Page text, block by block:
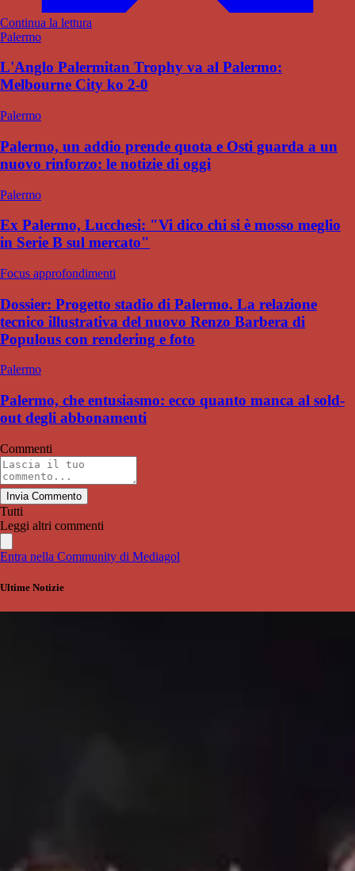
Continua la lettura
Palermo
L'Anglo Palermitan Trophy va al Palermo:
Melbourne City ko 2-0
Palermo
Palermo, un addio prende quota e Osti guarda a un
nuovo rinforzo: le notizie di oggi
Palermo
Ex Palermo, Lucchesi: "Vi dico chi si è mosso meglio
in Serie B sul mercato"
Focus approfondimenti
Dossier: Progetto stadio di Palermo. La relazione
tecnico illustrativa del nuovo Renzo Barbera di
Populous con rendering e foto
Palermo
Palermo, che entusiasmo: ecco quanto manca al sold-
out degli abbonamenti
Commenti
Invia Commento
Tutti
Leggi altri commenti
Entra nella Community di Mediagol
Ultime Notizie